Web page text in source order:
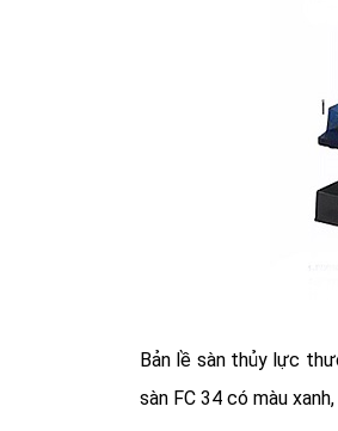
Bản lề sàn thủy lực
sàn FC 34 có màu